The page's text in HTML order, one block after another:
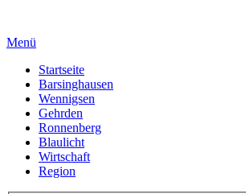
Menü
Startseite
Barsinghausen
Wennigsen
Gehrden
Ronnenberg
Blaulicht
Wirtschaft
Region